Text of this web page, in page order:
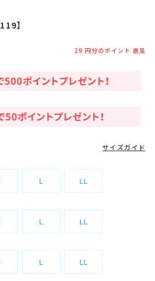
】
29 円分のポイント 進呈
サイズガイド
L LL
L LL
L LL